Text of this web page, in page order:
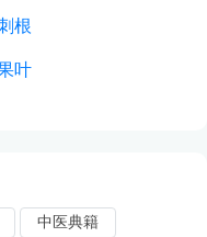
根
叶
中医典籍